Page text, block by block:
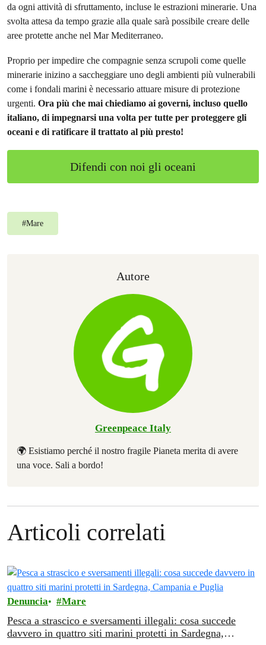
da ogni attività di sfruttamento, incluse le estrazioni minerarie. Una
svolta attesa da tempo grazie alla quale sarà possibile creare delle
aree protette anche nel Mar Mediterraneo.
Proprio per impedire che compagnie senza scrupoli come quelle
minerarie inizino a saccheggiare uno degli ambienti più vulnerabili
come i fondali marini è necessario attuare misure di protezione
urgenti. Ora più che mai chiediamo ai governi, incluso quello
italiano, di impegnarsi una volta per tutte per proteggere gli
oceani e di ratificare il trattato al più presto!
Difendi con noi gli oceani
#Mare
Autore
Greenpeace Italy
🌍 Esistiamo perché il nostro fragile Pianeta merita di avere
una voce. Sali a bordo!
Articoli correlati
Denuncia Mare
Pesca a strascico e sversamenti illegali: cosa succede
davvero in quattro siti marini protetti in Sardegna,